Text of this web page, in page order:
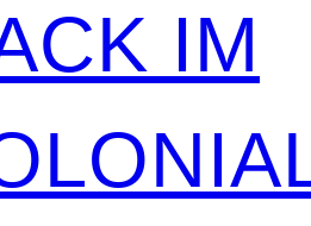
IM